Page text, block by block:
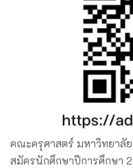
คณะครุศาสตร์ มหาวิทยาลั
สมัครนักศึกษาปีการศึกษา